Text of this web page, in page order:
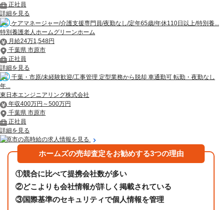
正社員
詳細を見る
ケアマネージャー/介護支援専門員/夜勤なし/定年65歳/年休110日以上/特別養...
特別養護老人ホームグリーンホーム
月給24万1,548円
千葉県 市原市
正社員
詳細を見る
千葉・市原/未経験歓迎/工事管理 定型業務から脱却 車通勤可 転勤・夜勤なし
年...
東日本エンジニアリング株式会社
年収400万円～500万円
千葉県 市原市
正社員
詳細を見る
市原市の高時給の求人情報を見る
ホームズの売却査定をお勧めする3つの理由
①競合に比べて提携会社数が多い
②どこよりも会社情報が詳しく掲載されている
③国際基準のセキュリティで個人情報を管理